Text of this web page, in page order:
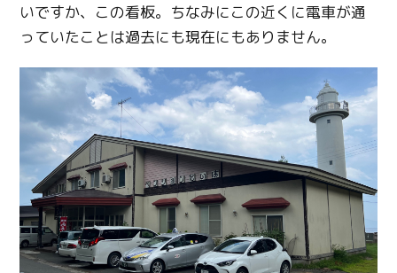
いですか、この看板。ちなみにこの近くに電車が通
っていたことは過去にも現在にもありません。